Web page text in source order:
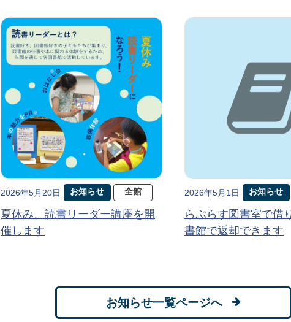
2026年5月20日 お知らせ 全館
夏休み、読書リーダー講座を開
催します
2026年5月1日 お知らせ
らぷらす図書室で借
書館で返却できます
お知らせ一覧ページへ